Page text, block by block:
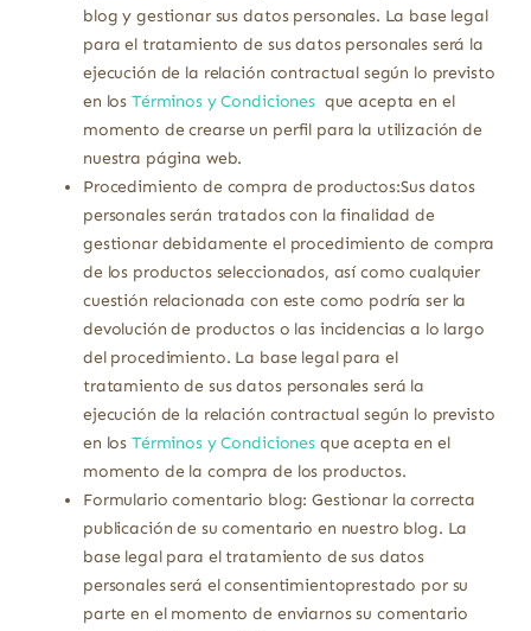
blog y gestionar sus datos personales. La base legal
para el tratamiento de sus datos personales será la
ejecución de la relación contractual según lo previsto
en losTérminos y Condicionesque acepta en el
momento de crearse un perfil para la utilización de
nuestra página web.
Procedimiento de compra de productos:Sus datos
personales serán tratados con la finalidad de
gestionar debidamente el procedimiento de compra
de los productos seleccionados, así como cualquier
cuestión relacionada con este como podría ser la
devolución de productos o las incidencias a lo largo
del procedimiento. La base legal para el
tratamiento de sus datos personales será la
ejecución de la relación contractual según lo previsto
en losTérminos y Condicionesque acepta en el
momento de la compra de los productos.
Formulario comentario blog: Gestionar la correcta
publicación de su comentario en nuestro blog. La
base legal para el tratamiento de sus datos
personales será el consentimientoprestado por su
parte en el momento de enviarnos su comentario